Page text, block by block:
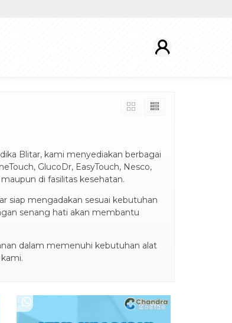
Blitar, kami menyediakan berbagai
GlucoDr, EasyTouch, Nesco,
di fasilitas kesehatan.
siap mengadakan sesuai kebutuhan
senang hati akan membantu
dalam memenuhi kebutuhan alat